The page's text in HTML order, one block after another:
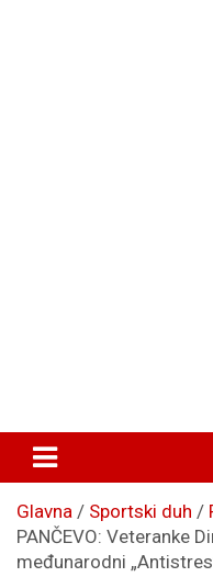
Glavna Sportski duh
PANČEVO: Veteranke
međunarodni